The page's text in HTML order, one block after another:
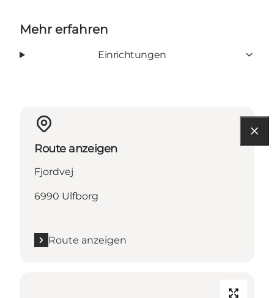
Mehr erfahren
Einrichtungen
Route anzeigen
Fjordvej
6990 Ulfborg
Route anzeigen